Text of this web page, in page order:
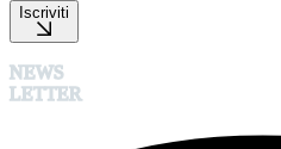
Iscriviti
NEWS
LETTER